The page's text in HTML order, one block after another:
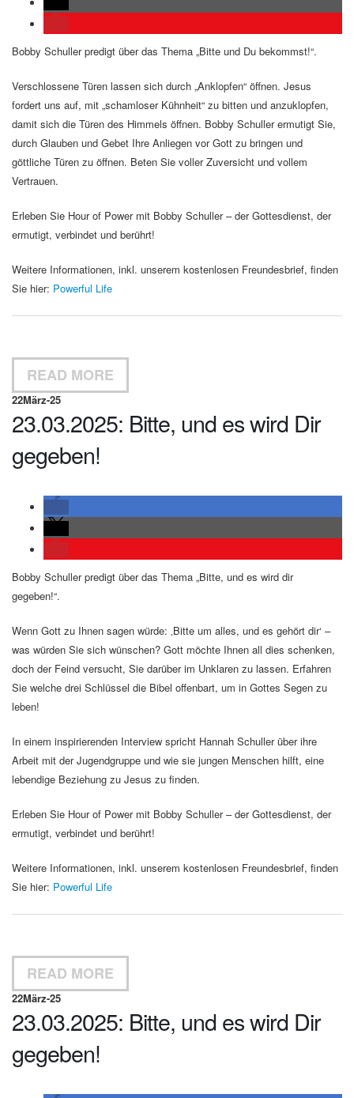
Bobby Schuller predigt über das Thema „Bitte und Du bekommst!“.
Verschlossene Türen lassen sich durch „Anklopfen“ öffnen. Jesus
fordert uns auf, mit „schamloser Kühnheit“ zu bitten und anzuklopfen,
damit sich die Türen des Himmels öffnen. Bobby Schuller ermutigt Sie,
durch Glauben und Gebet Ihre Anliegen vor Gott zu bringen und
göttliche Türen zu öffnen. Beten Sie voller Zuversicht und vollem
Vertrauen.
Erleben Sie Hour of Power mit Bobby Schuller – der Gottesdienst, der
ermutigt, verbindet und berührt!
Weitere Informationen, inkl. unserem kostenlosen Freundesbrief, finden
Sie hier: Powerful Life
READ MORE
22März-25
23.03.2025: Bitte, und es wird Dir
gegeben!
Bobby Schuller predigt über das Thema „Bitte, und es wird dir
gegeben!“.
Wenn Gott zu Ihnen sagen würde: ‚Bitte um alles, und es gehört dir‘ –
was würden Sie sich wünschen? Gott möchte Ihnen all dies schenken,
doch der Feind versucht, Sie darüber im Unklaren zu lassen. Erfahren
Sie welche drei Schlüssel die Bibel offenbart, um in Gottes Segen zu
leben!
In einem inspirierenden Interview spricht Hannah Schuller über ihre
Arbeit mit der Jugendgruppe und wie sie jungen Menschen hilft, eine
lebendige Beziehung zu Jesus zu finden.
Erleben Sie Hour of Power mit Bobby Schuller – der Gottesdienst, der
ermutigt, verbindet und berührt!
Weitere Informationen, inkl. unserem kostenlosen Freundesbrief, finden
Sie hier: Powerful Life
READ MORE
22März-25
23.03.2025: Bitte, und es wird Dir
gegeben!